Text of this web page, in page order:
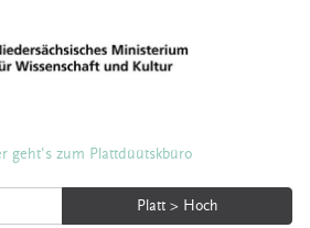
geht's zum Plattdüütskbüro
Platt > Hoch